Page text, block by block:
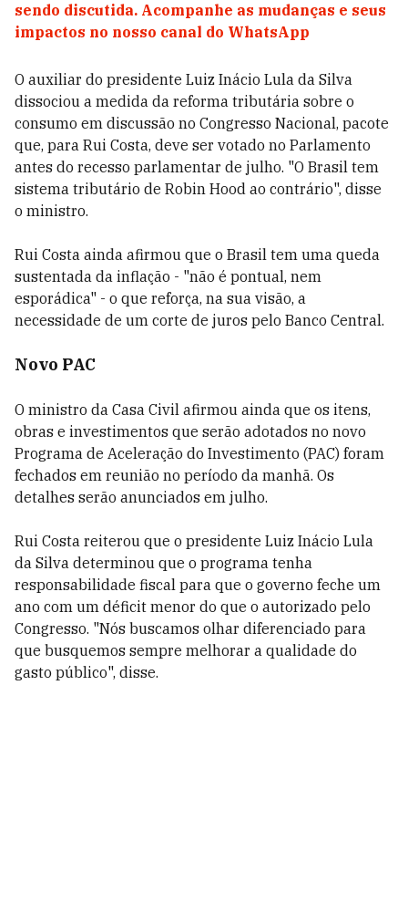
sendo discutida. Acompanhe as mudanças e seus
impactos no nosso canal do WhatsApp
O auxiliar do presidente Luiz Inácio Lula da Silva
dissociou a medida da reforma tributária sobre o
consumo em discussão no Congresso Nacional, pacote
que, para Rui Costa, deve ser votado no Parlamento
antes do recesso parlamentar de julho. "O Brasil tem
sistema tributário de Robin Hood ao contrário", disse
o ministro.
Rui Costa ainda afirmou que o Brasil tem uma queda
sustentada da inflação - "não é pontual, nem
esporádica" - o que reforça, na sua visão, a
necessidade de um corte de juros pelo Banco Central.
Novo PAC
O ministro da Casa Civil afirmou ainda que os itens,
obras e investimentos que serão adotados no novo
Programa de Aceleração do Investimento (PAC) foram
fechados em reunião no período da manhã. Os
detalhes serão anunciados em julho.
Rui Costa reiterou que o presidente Luiz Inácio Lula
da Silva determinou que o programa tenha
responsabilidade fiscal para que o governo feche um
ano com um déficit menor do que o autorizado pelo
Congresso. "Nós buscamos olhar diferenciado para
que busquemos sempre melhorar a qualidade do
gasto público", disse.